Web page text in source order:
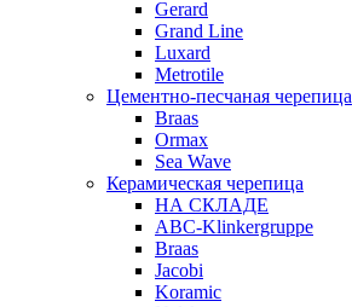
Gerard
Grand Line
Luxard
Metrotile
Цементно-песчаная черепица
Braas
Ormax
Sea Wave
Керамическая черепица
НА СКЛАДЕ
ABC-Klinkergruppe
Braas
Jacobi
Koramic